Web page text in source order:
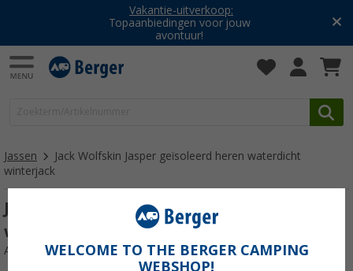
Vakantie-uitverkoop:
Topaanbiedingen voor jouw
avontuur!
Jassen
Jack Wolfskin Jasper geïsoleerd heren waterdicht
winterjack
Jack Wolfskin Jasper geïsoleerd heren
waterdicht winterjack
Artikelnr: 104069XXXL
WELCOME TO THE BERGER CAMPING
WEBSHOP!